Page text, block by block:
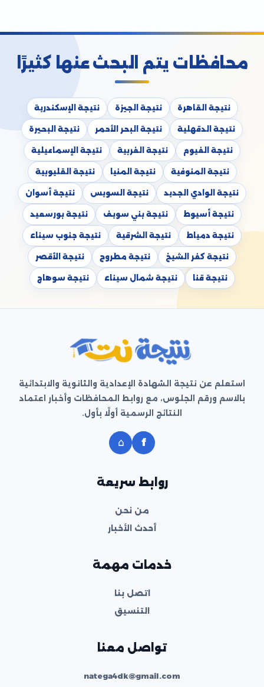
محافظات يتم البحث عنها كثيرًا
نتيجة القاهرة نتيجة الجيزة نتيجة الإسكندرية
نتيجة الدقهلية نتيجة البحر الأحمر نتيجة البحيرة
نتيجة الفيوم نتيجة الغربية نتيجة الإسماعيلية
نتيجة المنوفية نتيجة المنيا نتيجة القليوبية
نتيجة الوادي الجديد نتيجة السويس نتيجة أسوان
نتيجة أسيوط نتيجة بني سويف نتيجة بورسعيد
نتيجة دمياط نتيجة الشرقية نتيجة جنوب سيناء
نتيجة كفر الشيخ نتيجة مطروح نتيجة الأقصر
نتيجة قنا نتيجة شمال سيناء نتيجة سوهاج
استعلم عن نتيجة الشهادة الإعدادية والثانوية والابتدائية
بالاسم ورقم الجلوس، مع روابط المحافظات وأخبار اعتماد
النتائج الرسمية أولًا بأول.
f
⌂
روابط سريعة
من نحن
أحدث الأخبار
خدمات مهمة
اتصل بنا
التنسيق
تواصل معنا
natega4dk@gmail.com